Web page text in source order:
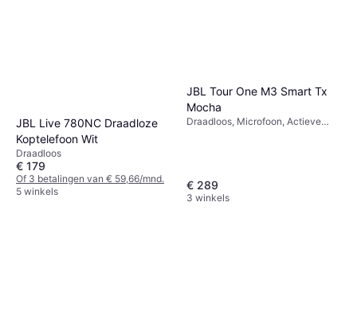
JBL Live 780NC Draadloze
Koptelefoon Wit
Draadloos
€ 179
Of 3 betalingen van € 59,66/mnd.
5 winkels
JBL Tour One M3 Smart Tx
Mocha
Draadloos, Microfoon, Actieve
€ 289
3 winkels